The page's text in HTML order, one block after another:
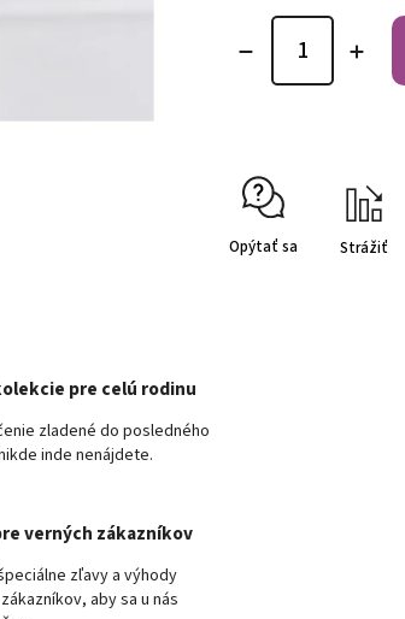
Opýtať sa Strážiť
pre celú rodinu
zladené do posledného
inde nenájdete.
verných zákazníkov
zľavy a výhody
aby sa u nás